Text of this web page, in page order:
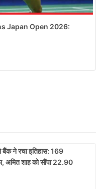
बैंक ने रचा इतिहास: 169
अमित शाह को सौंपा 22.90
Japan Open 2026: